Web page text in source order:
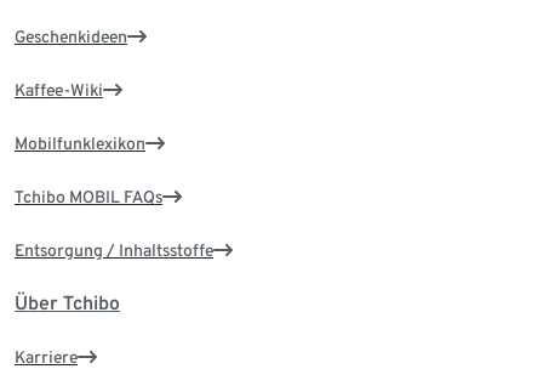
Geschenkideen
Kaffee-Wiki
Mobilfunklexikon
Tchibo MOBIL FAQs
Entsorgung / Inhaltsstoffe
Über Tchibo
Karriere